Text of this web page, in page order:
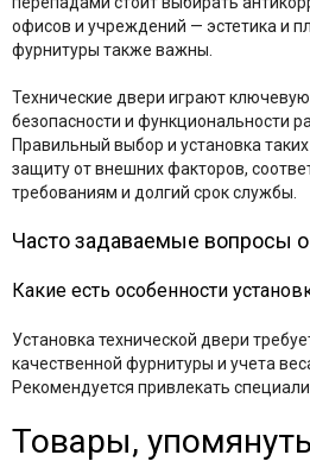
офисов и учреждений — эстетика и
фурнитуры также важны.
Технические двери играют
безопасности и функциональности
Правильный выбор и установка
защиту от внешних факторов,
требованиям и долгий срок службы.
Часто задаваемые вопросы
Какие есть особенности
Установка технической двери
качественной фурнитуры и учета
Рекомендуется привлекать
Товары,